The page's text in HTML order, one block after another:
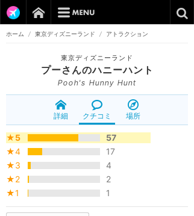
ホーム / 東京ディズニーランド / アトラクション
東京ディズニーランド
プーさんのハニーハント
Pooh's Hunny Hunt
詳細 クチコミ 場所
★5
57
★4
17
★3
4
★2
2
★1
1